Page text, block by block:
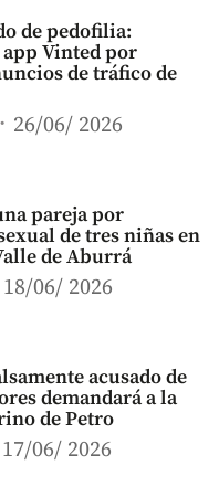
de pedofilia:
Vinted por
de tráfico de
26/06/ 2026
pareja por
de tres niñas en
de Aburrá
18/06/ 2026
acusado de
demandará a la
de Petro
17/06/ 2026